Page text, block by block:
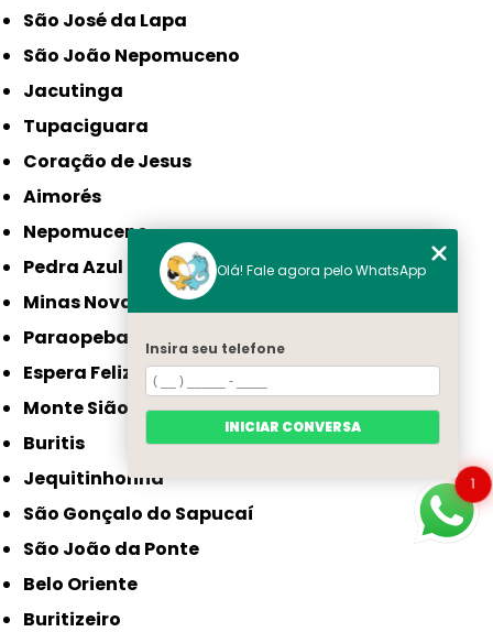
São José da Lapa
São João Nepomuceno
Jacutinga
Tupaciguara
Coração de Jesus
Aimorés
Nepomuceno
Pedra Azul
Minas Novas
Paraopeba
Espera Feliz
Monte Sião
Buritis
Jequitinhonha
São Gonçalo do Sapucaí
São João da Ponte
Belo Oriente
Buritizeiro
1
Olá! Fale agora pelo WhatsApp
Insira seu telefone
INICIAR CONVERSA